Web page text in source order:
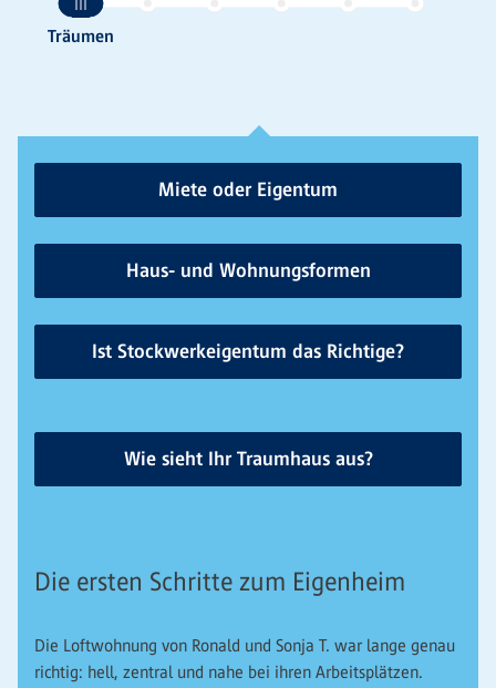
Miete oder Eigentum
Haus- und Wohnungsformen
Ist Stockwerkeigentum das Richtige?
Wie sieht Ihr Traumhaus aus?
Die ersten Schritte zum Eigenheim
Die Loftwohnung von Ronald und Sonja T. war lange genau
richtig: hell, zentral und nahe bei ihren Arbeitsplätzen.